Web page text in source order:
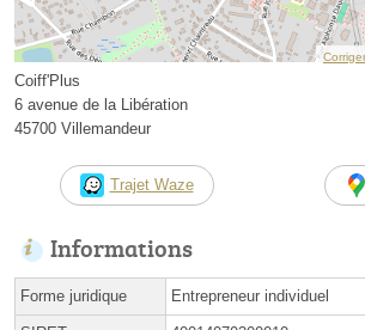
Coiff'Plus
6 avenue de la Libération
45700 Villemandeur
Trajet Waze
Informations
Forme juridique Entrepreneur individuel